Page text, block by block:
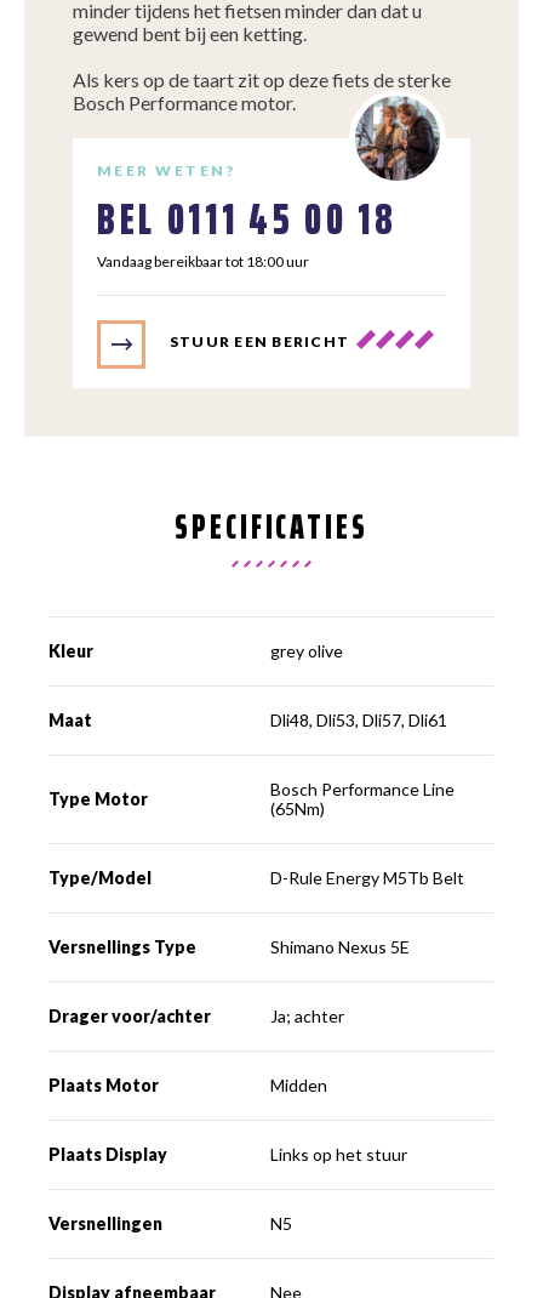
minder tijdens het fietsen minder dan dat u
gewend bent bij een ketting.
Als kers op de taart zit op deze fiets de sterke
Bosch Performance motor.
MEER WETEN?
BEL 0111 45 00 18
Vandaag bereikbaar tot 18:00 uur
STUUR EEN BERICHT
SPECIFICATIES
Kleur grey olive
Maat Dli48, Dli53, Dli57, Dli61
Type Motor
Bosch Performance Line
(65Nm)
Type/Model D-Rule Energy M5Tb Belt
Versnellings Type Shimano Nexus 5E
Drager voor/achter Ja; achter
Plaats Motor Midden
Plaats Display Links op het stuur
Versnellingen N5
Display afneembaar Nee